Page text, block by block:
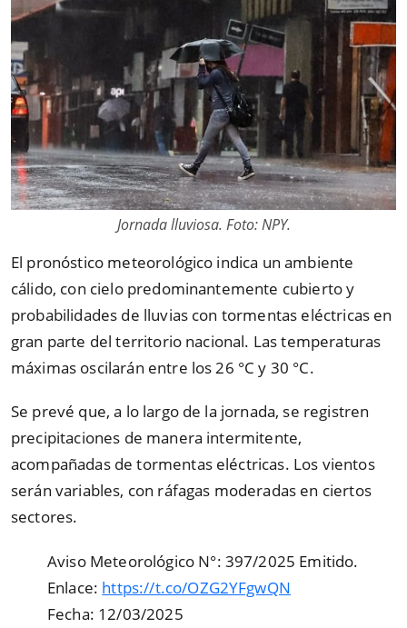
Jornada lluviosa. Foto: NPY.
El pronóstico meteorológico indica un ambiente
cálido, con cielo predominantemente cubierto y
probabilidades de lluvias con tormentas eléctricas en
gran parte del territorio nacional. Las temperaturas
máximas oscilarán entre los 26 °C y 30 °C.
Se prevé que, a lo largo de la jornada, se registren
precipitaciones de manera intermitente,
acompañadas de tormentas eléctricas. Los vientos
serán variables, con ráfagas moderadas en ciertos
sectores.
Aviso Meteorológico N°: 397/2025 Emitido.
Enlace: https://t.co/OZG2YFgwQN
Fecha: 12/03/2025